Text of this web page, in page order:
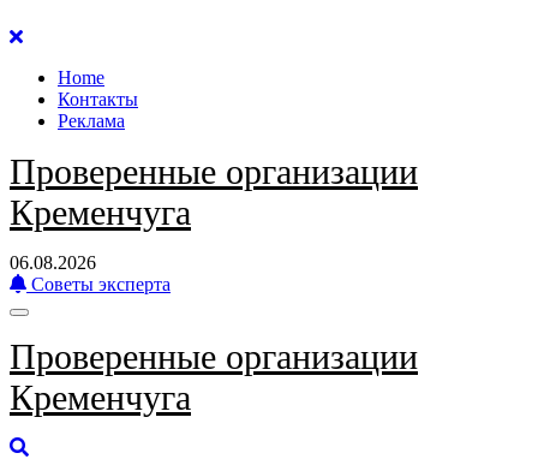
Перейти
содержанию
Home
Контакты
Реклама
Проверенные организации
Кременчуга
06.08.2026
Советы эксперта
Проверенные организации
Кременчуга